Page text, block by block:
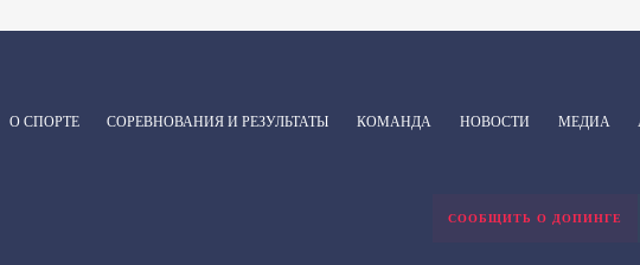
О СПОРТЕ СОРЕВНОВАНИЯ И РЕЗУЛЬТАТЫ КОМАНДА НОВОСТИ МЕДИА
СООБЩИТЬ О ДОПИНГЕ